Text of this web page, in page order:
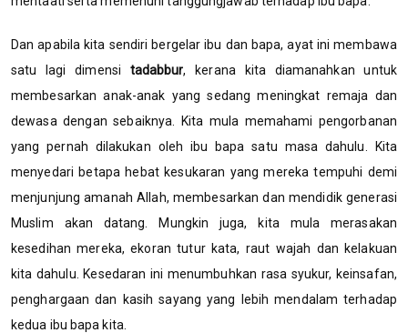
Dan apabila kita sendiri bergelar ibu dan bapa, ayat ini membawa
satu lagi dimensi tadabbur, kerana kita diamanahkan untuk
membesarkan anak-anak yang sedang meningkat remaja dan
dewasa dengan sebaiknya. Kita mula memahami pengorbanan
yang pernah dilakukan oleh ibu bapa satu masa dahulu. Kita
menyedari betapa hebat kesukaran yang mereka tempuhi demi
menjunjung amanah Allah, membesarkan dan mendidik generasi
Muslim akan datang. Mungkin juga, kita mula merasakan
kesedihan mereka, ekoran tutur kata, raut wajah dan kelakuan
kita dahulu. Kesedaran ini menumbuhkan rasa syukur, keinsafan,
penghargaan dan kasih sayang yang lebih mendalam terhadap
kedua ibu bapa kita.